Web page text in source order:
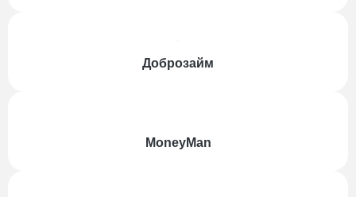
Доброзайм
MoneyMan